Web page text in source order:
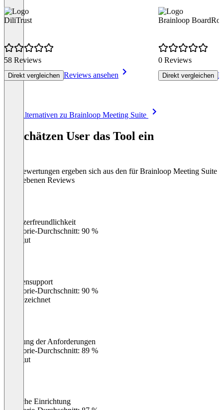
DiliTrust
58 Reviews
Direkt vergleichen Reviews ansehen
Brainloop
0 Reviews
Direkt vergleichen
Alle Alternativen zu Brainloop Meeting Suite
So schätzen User das Tool ein
Die Bewertungen ergeben sich aus den für Brainloop Meeting Suite
abgegebenen Reviews
Benutzerfreundlichkeit
Kategorie-Durchschnitt: 90 %
Sehr gut
Kundensupport
Kategorie-Durchschnitt: 90 %
Ausgezeichnet
Erfüllung der Anforderungen
Kategorie-Durchschnitt: 89 %
Sehr gut
Einfache Einrichtung